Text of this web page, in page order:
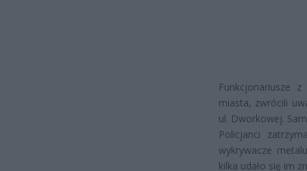
Funkcjonariusze
miasta, zwrócili
ul. Dworkowej.
Policjanci
wykrywacze
kilka udało się im